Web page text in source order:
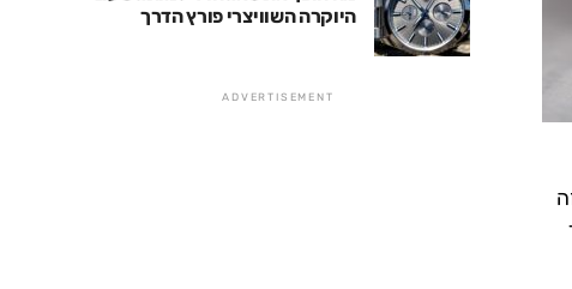
הזה
היוקרה השוויצרי פורץ הדרך
ADVERTISEMENT